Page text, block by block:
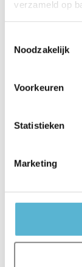
verzameld op
Noodzakelijk
Voorkeuren
Statistieken
Marketing
0/